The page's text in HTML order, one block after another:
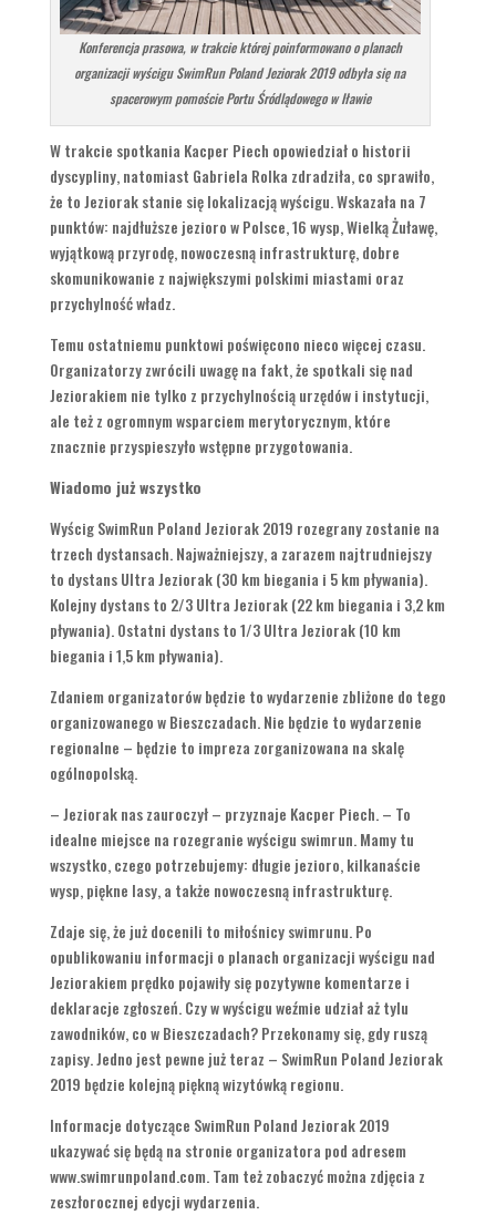
Konferencja prasowa, w trakcie której poinformowano o planach
organizacji wyścigu SwimRun Poland Jeziorak 2019 odbyła się na
spacerowym pomoście Portu Śródlądowego w Iławie
W trakcie spotkania Kacper Piech opowiedział o historii
dyscypliny, natomiast Gabriela Rolka zdradziła, co sprawiło,
że to Jeziorak stanie się lokalizacją wyścigu. Wskazała na 7
punktów: najdłuższe jezioro w Polsce, 16 wysp, Wielką Żuławę,
wyjątkową przyrodę, nowoczesną infrastrukturę, dobre
skomunikowanie z największymi polskimi miastami oraz
przychylność władz.
Temu ostatniemu punktowi poświęcono nieco więcej czasu.
Organizatorzy zwrócili uwagę na fakt, że spotkali się nad
Jeziorakiem nie tylko z przychylnością urzędów i instytucji,
ale też z ogromnym wsparciem merytorycznym, które
znacznie przyspieszyło wstępne przygotowania.
Wiadomo już wszystko
Wyścig SwimRun Poland Jeziorak 2019 rozegrany zostanie na
trzech dystansach. Najważniejszy, a zarazem najtrudniejszy
to dystans Ultra Jeziorak (30 km biegania i 5 km pływania).
Kolejny dystans to 2/3 Ultra Jeziorak (22 km biegania i 3,2 km
pływania). Ostatni dystans to 1/3 Ultra Jeziorak (10 km
biegania i 1,5 km pływania).
Zdaniem organizatorów będzie to wydarzenie zbliżone do tego
organizowanego w Bieszczadach. Nie będzie to wydarzenie
regionalne – będzie to impreza zorganizowana na skalę
ogólnopolską.
– Jeziorak nas zauroczył – przyznaje Kacper Piech. – To
idealne miejsce na rozegranie wyścigu swimrun. Mamy tu
wszystko, czego potrzebujemy: długie jezioro, kilkanaście
wysp, piękne lasy, a także nowoczesną infrastrukturę.
Zdaje się, że już docenili to miłośnicy swimrunu. Po
opublikowaniu informacji o planach organizacji wyścigu nad
Jeziorakiem prędko pojawiły się pozytywne komentarze i
deklaracje zgłoszeń. Czy w wyścigu weźmie udział aż tylu
zawodników, co w Bieszczadach? Przekonamy się, gdy ruszą
zapisy. Jedno jest pewne już teraz – SwimRun Poland Jeziorak
2019 będzie kolejną piękną wizytówką regionu.
Informacje dotyczące SwimRun Poland Jeziorak 2019
ukazywać się będą na stronie organizatora pod adresem
www.swimrunpoland.com. Tam też zobaczyć można zdjęcia z
zeszłorocznej edycji wydarzenia.